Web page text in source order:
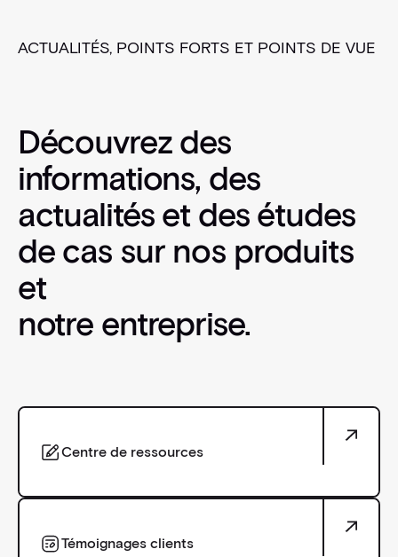
ACTUALITÉS, POINTS FORTS ET POINTS DE VUE
Découvrez des
informations, des
actualités et des études
de cas sur nos produits
et
notre entreprise.
Centre de ressources
Centre de ressources
Témoignages clients